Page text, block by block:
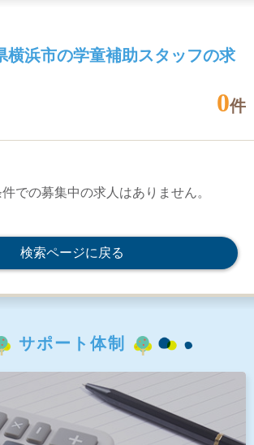
横浜市の学童補助スタッフの求
0件
での募集中の求人はありません。
検索ページに戻る
サポート体制